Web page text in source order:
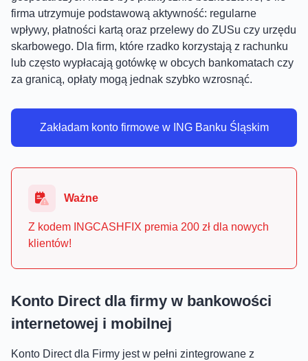
firma utrzymuje podstawową aktywność: regularne
wpływy, płatności kartą oraz przelewy do ZUSu czy urzędu
skarbowego. Dla firm, które rzadko korzystają z rachunku
lub często wypłacają gotówkę w obcych bankomatach czy
za granicą, opłaty mogą jednak szybko wzrosnąć.
Zakładam konto firmowe w ING Banku Śląskim
Ważne
Z kodem INGCASHFIX premia 200 zł dla nowych
klientów!
Konto Direct dla firmy w bankowości
internetowej i mobilnej
Konto Direct dla Firmy jest w pełni zintegrowane z